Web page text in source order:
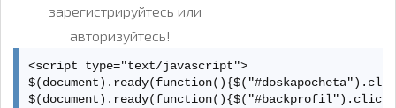
зарегистрируйтесь или
авторизуйтесь!
<script type="text/javascript">